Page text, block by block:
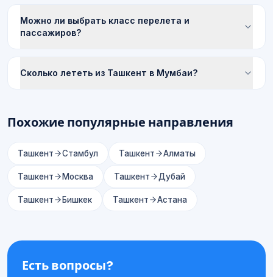
Можно ли выбрать класс перелета и
пассажиров?
Сколько лететь из Ташкент в Мумбаи?
Похожие популярные направления
Ташкент Стамбул Ташкент Алматы
Ташкент Москва Ташкент Дубай
Ташкент Бишкек Ташкент Астана
Есть вопросы?